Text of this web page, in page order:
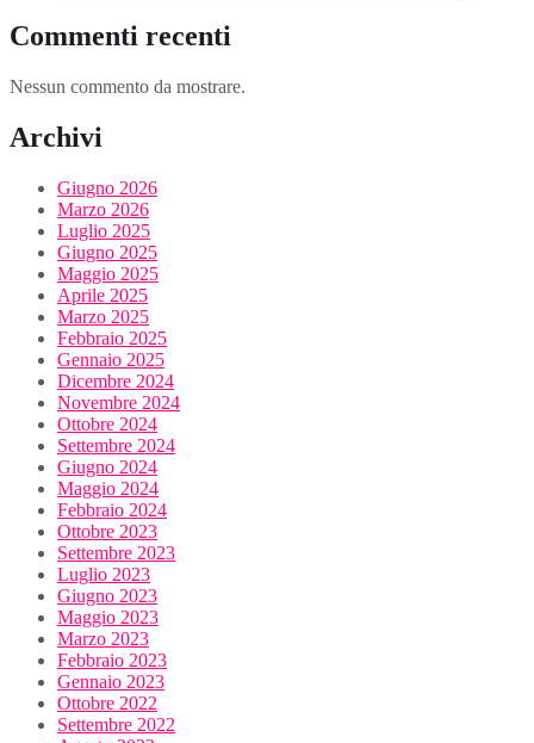
Commenti recenti
Nessun commento da mostrare.
Archivi
Giugno 2026
Marzo 2026
Luglio 2025
Giugno 2025
Maggio 2025
Aprile 2025
Marzo 2025
Febbraio 2025
Gennaio 2025
Dicembre 2024
Novembre 2024
Ottobre 2024
Settembre 2024
Giugno 2024
Maggio 2024
Febbraio 2024
Ottobre 2023
Settembre 2023
Luglio 2023
Giugno 2023
Maggio 2023
Marzo 2023
Febbraio 2023
Gennaio 2023
Ottobre 2022
Settembre 2022